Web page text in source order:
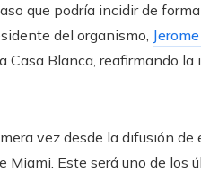
que podría incidir de
del organismo,
Blanca, reafirmando
vez desde la difusión de
Este será uno de los